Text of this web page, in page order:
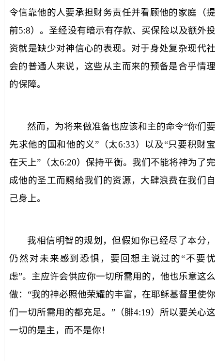
令信靠他的人要承担财务责任并看顾他的家庭（提
前5:8）。圣经没有暗示有存款、买保险以及额外投
资就是缺少对神信心的表现。对于身处复杂现代社
会的普通人来说，这些从主而来的预备是合乎情理
的保障。
然而，为将来做准备也应该和主的命令“你们要
先求他的国和他的义”（太6:33）以及“只要积财宝
在天上”（太6:20）保持平衡。我们不能将神为了完
成他的圣工而赐给我们的资源，大肆浪费在我们自
己身上。
我相信明智的规划，但假如你已经尽了本分，
仍然对未来感到恐惧，要回想主说过的“不要忧
虑”。主应许会供应你一切所需用的，他也乐意这么
做：“我的神必照他荣耀的丰富，在耶稣基督里使你
们一切所需用的都充足。”（腓4:19）所以要关心这
一切的是主，而不是你！